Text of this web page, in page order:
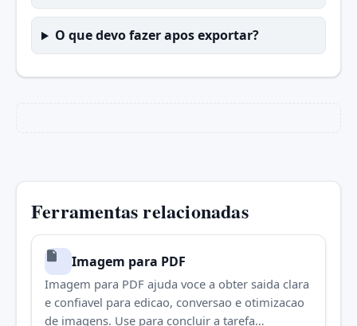
O que devo fazer apos exportar?
Ferramentas relacionadas
Imagem para PDF
Imagem para PDF ajuda voce a obter saida clara
e confiavel para edicao, conversao e otimizacao
de imagens. Use para concluir a tarefa